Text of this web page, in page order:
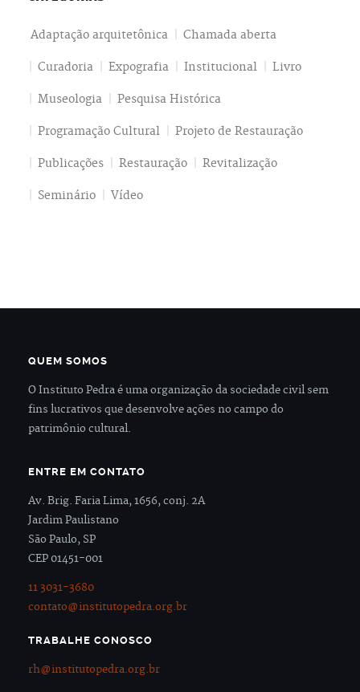
Adaptação arquitetônica Chamada aberta
Curadoria Expografia Institucional Livro
Museologia Pesquisa Histórica
Programação Cultural Projeto de Restauração
Publicações Restauração Revitalização
Seminário Vídeo
QUEM SOMOS
O Instituto Pedra é uma organização da sociedade civil sem
fins lucrativos que desenvolve ações no campo do
patrimônio cultural.
ENTRE EM CONTATO
Av. Brig. Faria Lima, 1656, conj. 2A
Jardim Paulistano
São Paulo, SP
CEP 01451-001
11 3031-3680
contato@institutopedra.org.br
TRABALHE CONOSCO
rh@institutopedra.org.br